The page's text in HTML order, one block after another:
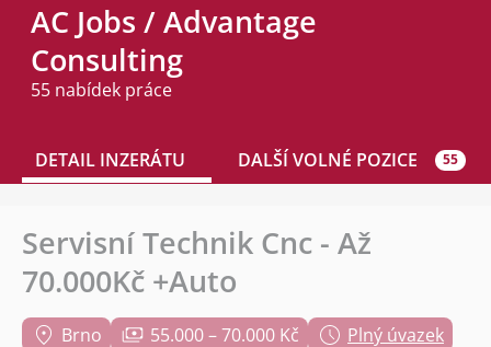
AC Jobs / Advantage
Consulting
55 nabídek práce
DETAIL INZERÁTU DALŠÍ VOLNÉ POZICE 55
Servisní Technik Cnc - Až
70.000Kč +Auto
Brno 55.000 – 70.000 Kč Plný úvazek